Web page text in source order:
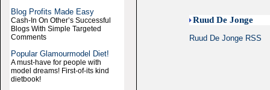
Blog Profits Made Easy
Cash-In On Other’s Successful
Blogs With Simple Targeted
Comments
Popular Glamourmodel Diet!
A must-have for people with
model dreams! First-of-its kind
dietbook!
Ruud De Jonge
Ruud De Jonge RSS